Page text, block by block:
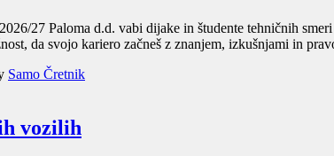
Paloma d.d. vabi dijake in študente tehničnih
da svojo kariero začneš z znanjem, izkušnjami in
Samo Čretnik
vozilih